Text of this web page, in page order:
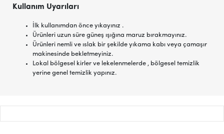
Kullanım Uyarıları
İlk kullanımdan önce yıkayınız .
Ürünleri uzun süre güneş ışığına maruz bırakmayınız.
Ürünleri nemli ve ıslak bir şekilde yıkama kabı veya çamaşır
makinesinde bekletmeyiniz.
Lokal bölgesel kirler ve lekelenmelerde , bölgesel temizlik
yerine genel temizlik yapınız.